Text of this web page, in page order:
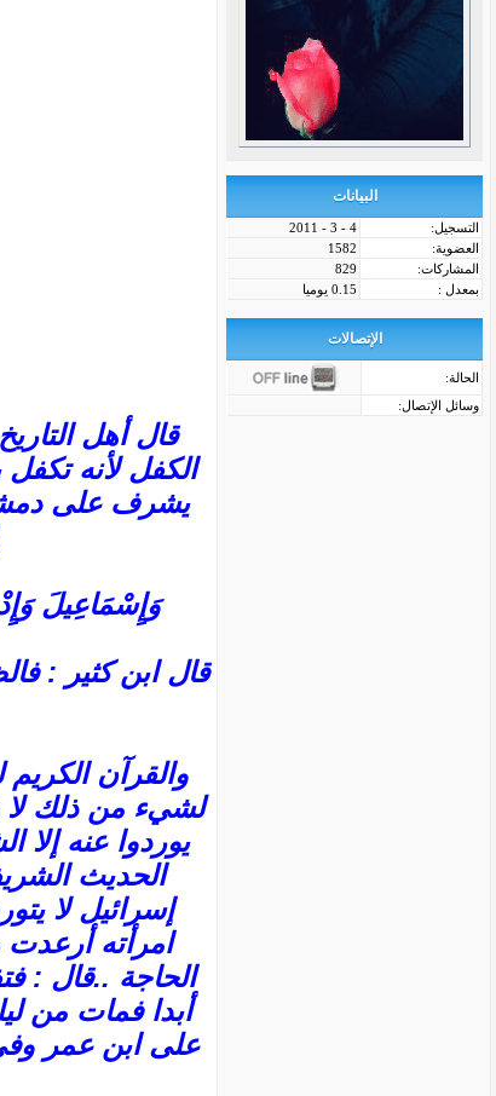
البيانات
التسجيل:
4 - 3 - 2011
العضوية:
1582
المشاركات:
829
بمعدل :
0.15 يوميا
الإتصالات
الحالة:
وسائل الإتصال:
قال أهل
الكفل لأنه
يشرف على
وَإِسْمَاعِيلَ وَإِدْرِيسَ وَذَا الْكِفْلِ
قال ابن كثير :
والقرآن
لشيء من ذلك لا
يوردوا عنه إلا
الحديث
إسرائيل لا
امرأته
الحاجة ..قال :
أبدا فمات من
على ابن عمر